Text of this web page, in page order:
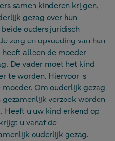
samen kinderen krijgen,
gezag over hun
ouders juridisch
zorg en opvoeding van hun
heeft alleen de moeder
De vader moet het kind
te worden. Hiervoor is
Om ouderlijk gezag
verzoek worden
Heeft u uw kind erkend op
u vanaf de
ouderlijk gezag.